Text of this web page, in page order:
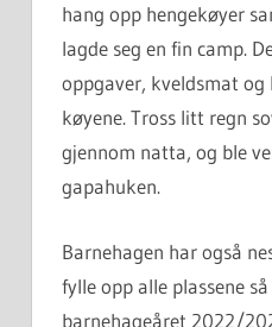
hang opp hengekøyer
lagde seg en fin camp.
oppgaver, kveldsmat
køyene. Tross litt regn
gjennom natta, og ble
gapahuken.
Barnehagen har også
fylle opp alle plassene
barnehageåret 2022/